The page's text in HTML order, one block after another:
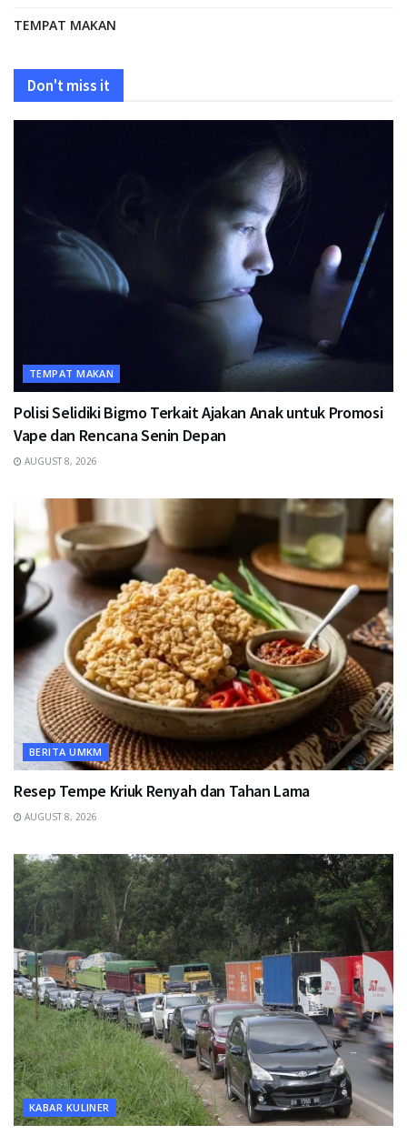
TEMPAT MAKAN
Don't miss it
TEMPAT MAKAN
Polisi Selidiki Bigmo Terkait Ajakan Anak untuk Promosi
Vape dan Rencana Senin Depan
AUGUST 8, 2026
BERITA UMKM
Resep Tempe Kriuk Renyah dan Tahan Lama
AUGUST 8, 2026
KABAR KULINER